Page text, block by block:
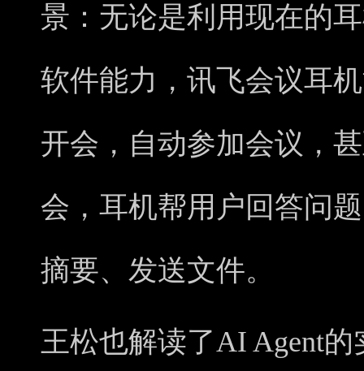
景：无论是利用现在的
软件能力，讯飞会议耳
开会，自动参加会议，
会，耳机帮用户回答问
摘要、发送文件。
王松也解读了AI Agent